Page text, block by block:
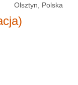
Olsztyn, Polska